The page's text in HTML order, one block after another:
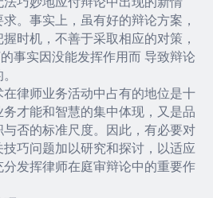
。事实上，虽有好的辩论方案，
时机，不善于采取相应的对策，
事实因没能发挥作用而 导致辩论
律师业务活动中占有的地位是十
才能和智慧的集中体现，又是品
否的标准尺度。因此，有必要对
巧问题加以研究和探讨，以适应
发挥律师在庭审辩论中的重要作